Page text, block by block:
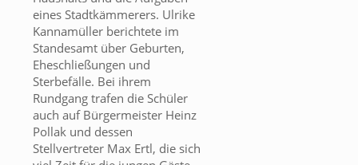
eines Stadtkämmerers. Ulrike
Kannamüller berichtete im
Standesamt über Geburten,
Eheschließungen und
Sterbefälle. Bei ihrem
Rundgang trafen die Schüler
auch auf Bürgermeister Heinz
Pollak und dessen
Stellvertreter Max Ertl, die sich